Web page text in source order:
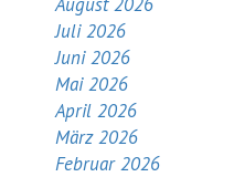
Juli 2026
Juni 2026
Mai 2026
April 2026
März 2026
Februar 2026